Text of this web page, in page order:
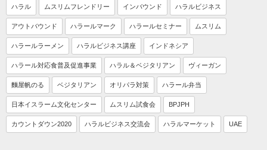
ハラル ムスリムフレンドリー インバウンド ハラルビジネス
アウトバウンド ハラールマーク ハラールセミナー ムスリム
ハラールラーメン ハラルビジネス講座 インドネシア
ハラール対応食普及促進事業 ハラル＆ベジタリアン ヴィーガン
麵屋帆のる ベジタリアン オリパラ対策 ハラール弁当
日本イスラーム文化センター ムスリム試食会 BPJPH
カウントダウン2020 ハラルビジネス交流会 ハラルマーケット UAE